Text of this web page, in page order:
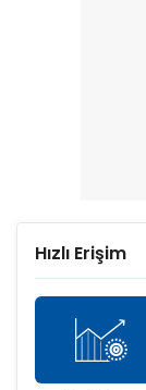
Hızlı Erişim